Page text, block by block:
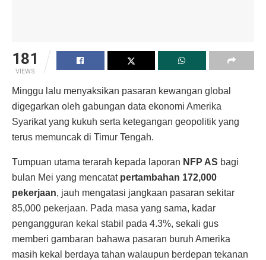
181
VIEWS
Minggu lalu menyaksikan pasaran kewangan global
digegarkan oleh gabungan data ekonomi Amerika
Syarikat yang kukuh serta ketegangan geopolitik yang
terus memuncak di Timur Tengah.
Tumpuan utama terarah kepada laporan NFP AS bagi
bulan Mei yang mencatat pertambahan 172,000
pekerjaan, jauh mengatasi jangkaan pasaran sekitar
85,000 pekerjaan. Pada masa yang sama, kadar
pengangguran kekal stabil pada 4.3%, sekali gus
memberi gambaran bahawa pasaran buruh Amerika
masih kekal berdaya tahan walaupun berdepan tekanan